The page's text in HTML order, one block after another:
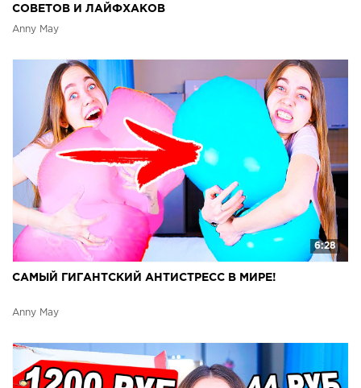
СОВЕТОВ И ЛАЙФХАКОВ
Anny May
6:28
САМЫЙ ГИГАНТСКИЙ АНТИСТРЕСС В МИРЕ!
Anny May